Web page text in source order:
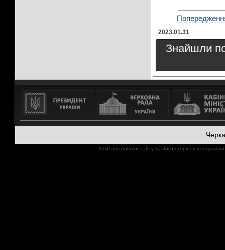
2023.01.31
Знайшли
З питань роботи сайту та його сторінок в